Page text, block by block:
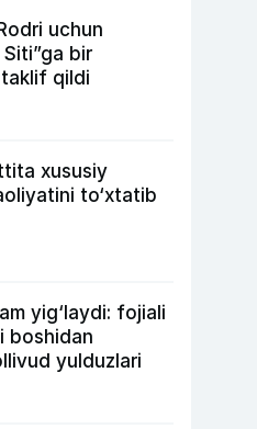
uchun
bir
qildi
xususiy
to‘xtatib
yig‘laydi: fojiali
boshidan
yulduzlari